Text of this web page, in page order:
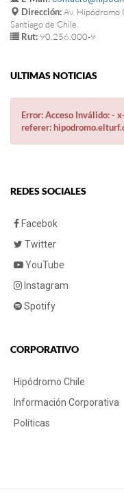
Dirección:Av. Hipódromo
Santiago de Chile.
Rut: 90.256.000-9
ULTIMAS NOTICIAS
Error: Acceso Inválido: -
referer:
REDES SOCIALES
Facebok
Twitter
YouTube
Instagram
Spotify
CORPORATIVO
Hipódromo Chile
Información Corporativa
Políticas